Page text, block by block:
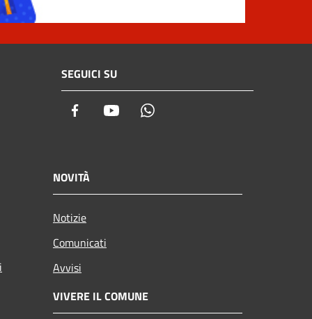
SEGUICI SU
Facebook Youtube
NOVITÀ
Notizie
Comunicati
Avvisi
VIVERE IL COMUNE